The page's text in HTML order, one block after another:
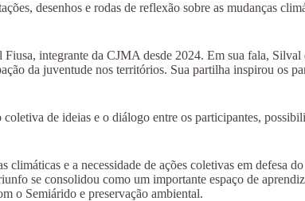
desenhos e rodas de reflexão sobre as mudanças
integrante da CJMA desde 2024. Em sua fala,
da juventude nos territórios. Sua partilha inspirou os
de ideias e o diálogo entre os participantes,
e a necessidade de ações coletivas em defesa
se consolidou como um importante espaço de
o Semiárido e preservação ambiental.